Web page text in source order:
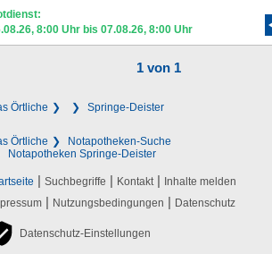
8:00 Uhr bis 07.08.26, 8:00 Uhr
1 von 1
Örtliche Springe-Deister
Örtliche
Notapotheken-Suche
Notapotheken Springe-Deister
| Suchbegriffe | Kontakt | Inhalte melden
| Nutzungsbedingungen | Datenschutz
Datenschutz-Einstellungen